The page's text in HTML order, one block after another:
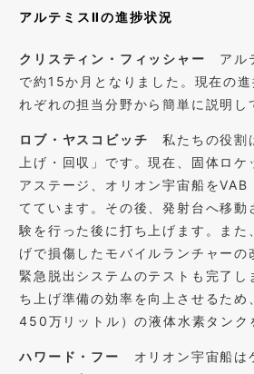
アルテミスⅡの進捗状況
クリスティン・フィッシャー アル
で約15か月となりました。現在の
れぞれの担当分野から簡単に説明し
ロブ・ヤスコビッチ 私たちの役割
上げ・回収」です。現在、固体ロケ
アステージ、オリオン宇宙船をVAB
てています。その後、発射台へ移動
験を行った後に打ち上げます。また
げで損傷したモバイルランチャーの
緊急脱出システムのテストも完了し
ち上げ準備の効率を向上させるた
450万リットル）の液体水素タンク
ハワード・フー
オリオン宇宙船は